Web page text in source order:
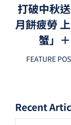
打破中秋
月餅疲勞
蟹」
FEATURE
Recent